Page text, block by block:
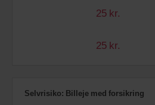
25 kr.
25 kr.
Selvrisiko: Billeje med forsikring